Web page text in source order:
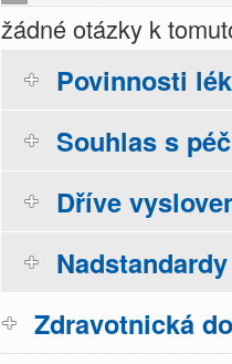
žádné otázky k
Povinnosti
Souhlas s
Dříve
Zdravotnická